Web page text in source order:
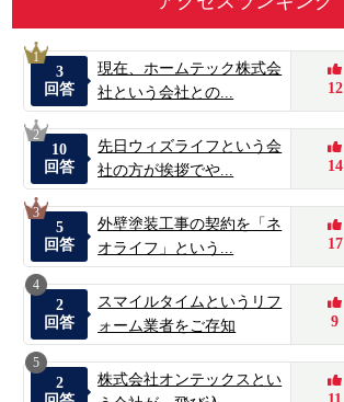
1
3
回答
現在、ホームテック株式会
社という会社との...
12
2
10
回答
先日ウィズライフという会
社の方が挨拶でや...
14
3
5
回答
外壁塗装工事の契約を「ネ
オライフ」という...
17
4
2
回答
スマイルタイムというリフ
ォーム業者をご存知
9
5
2
株式会社オンテックスとい